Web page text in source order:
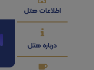
اطلاعات هتل
درباره هتل